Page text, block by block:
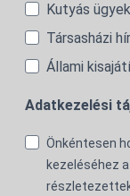
Kutyás ügyek
Társasházi
Állami
Adatkezelési
Önkéntesen
kezeléséhez